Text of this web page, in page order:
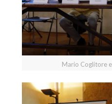
Mario Coglitore